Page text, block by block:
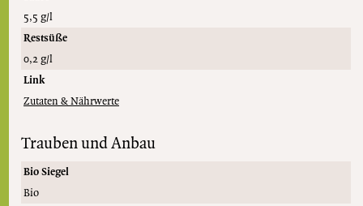
5,5 g/l
Restsüße
0,2 g/l
Link
Zutaten & Nährwerte
Trauben und Anbau
Bio Siegel
Bio